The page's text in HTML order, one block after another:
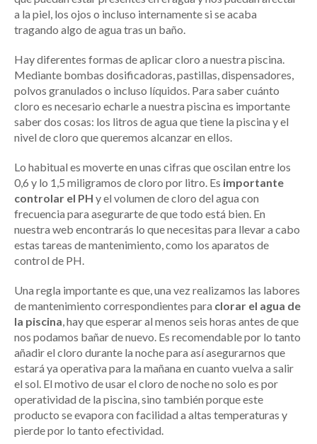
a la piel, los ojos o incluso internamente si se acaba
tragando algo de agua tras un baño.
Hay diferentes formas de aplicar cloro a nuestra piscina.
Mediante bombas dosificadoras, pastillas, dispensadores,
polvos granulados o incluso líquidos. Para saber cuánto
cloro es necesario echarle a nuestra piscina es importante
saber dos cosas: los litros de agua que tiene la piscina y el
nivel de cloro que queremos alcanzar en ellos.
Lo habitual es moverte en unas cifras que oscilan entre los
0,6 y lo 1,5 miligramos de cloro por litro. Es importante
controlar el PH y el volumen de cloro del agua con
frecuencia para asegurarte de que todo está bien. En
nuestra web encontrarás lo que necesitas para llevar a cabo
estas tareas de mantenimiento, como los aparatos de
control de PH.
Una regla importante es que, una vez realizamos las labores
de mantenimiento correspondientes para clorar el agua de
la piscina , hay que esperar al menos seis horas antes de que
nos podamos bañar de nuevo. Es recomendable por lo tanto
añadir el cloro durante la noche para así asegurarnos que
estará ya operativa para la mañana en cuanto vuelva a salir
el sol. El motivo de usar el cloro de noche no solo es por
operatividad de la piscina, sino también porque este
producto se evapora con facilidad a altas temperaturas y
pierde por lo tanto efectividad.